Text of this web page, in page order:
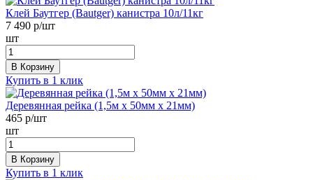
Клей Баутгер (Bautger) канистра 10л/11кг
7 490 р/шт
шт
В Корзину
Купить в 1 клик
Деревянная рейка (1,5м х 50мм х 21мм)
465 р/шт
шт
В Корзину
Купить в 1 клик